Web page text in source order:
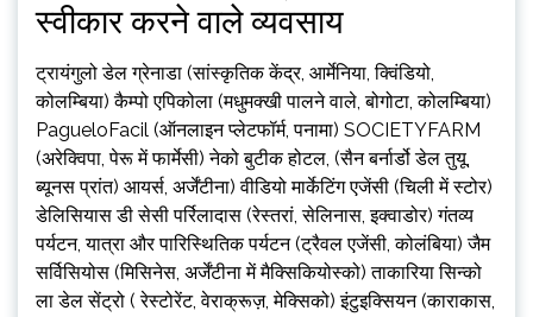
स्वीकार करने वाले व्यवसाय
ट्रायंगुलो डेल ग्रेनाडा (सांस्कृतिक केंद्र, आर्मेनिया, क्विंडियो,
कोलम्बिया) कैम्पो एपिकोला (मधुमक्खी पालने वाले, बोगोटा, कोलम्बिया)
PagueloFacil (ऑनलाइन प्लेटफॉर्म, पनामा) SOCIETYFARM
(अरेक्विपा, पेरू में फार्मेसी) नेको बुटीक होटल, (सैन बर्नार्डो डेल तुयू,
ब्यूनस प्रांत) आयर्स, अर्जेंटीना) वीडियो मार्केटिंग एजेंसी (चिली में स्टोर)
डेलिसियास डी सेसी पर्रिलादास (रेस्तरां, सेलिनास, इक्वाडोर) गंतव्य
पर्यटन, यात्रा और पारिस्थितिक पर्यटन (ट्रैवल एजेंसी, कोलंबिया) जैम
सर्विसियोस (मिसिनेस, अर्जेंटीना में मैक्सिकियोस्को) ताकारिया सिन्को
ला डेल सेंट्रो ( रेस्टोरेंट, वेराक्रूज़, मेक्सिको) इंटुइक्सियन (काराकास,